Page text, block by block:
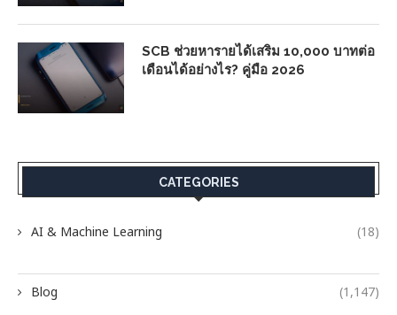
SCB ช่วยหารายได้เสริม 10,000 บาทต่อ
เดือนได้อย่างไร? คู่มือ 2026
CATEGORIES
AI & Machine Learning (18)
Blog (1,147)